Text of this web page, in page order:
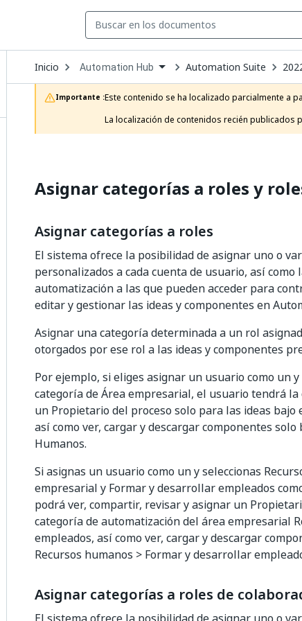
Inicio Open
Dropdown
to
choose
product
Automation Hub Automation Suite
Importante :Este contenido se ha localizado parcialmente a
La localización de contenidos recién publicados
Asignar categorías a roles y
Asignar categorías a roles
El sistema ofrece la posibilidad de asignar uno o
personalizados a cada cuenta de usuario, así
automatización a las que pueden acceder para
editar y gestionar las ideas y componentes en
Asignar una categoría determinada a un rol
otorgados por ese rol a las ideas y componentes
Por ejemplo, si eliges asignar un usuario como un
categoría de Área empresarial, el usuario tendrá
un Propietario del proceso solo para las ideas
así como ver, cargar y descargar componentes
Humanos.
Si asignas un usuario como un y seleccionas
empresarial y Formar y desarrollar empleados
podrá ver, compartir, revisar y asignar un
categoría de automatización del área empresarial
empleados, así como ver, cargar y descargar
Recursos humanos > Formar y desarrollar
Asignar categorías a roles de